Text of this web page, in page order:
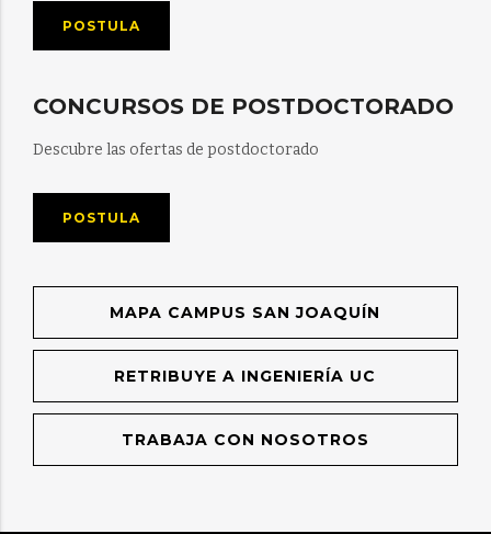
POSTULA
CONCURSOS DE POSTDOCTORADO
Descubre las ofertas de postdoctorado
POSTULA
MAPA CAMPUS SAN JOAQUÍN
RETRIBUYE A INGENIERÍA UC
TRABAJA CON NOSOTROS